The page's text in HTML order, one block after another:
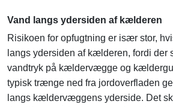
Vand langs ydersiden af kælderen
Risikoen for opfugtning er især stor,
langs ydersiden af kælderen, fordi der
vandtryk på kældervægge og
typisk trænge ned fra jordoverfladen
langs kældervæggens yderside. Det